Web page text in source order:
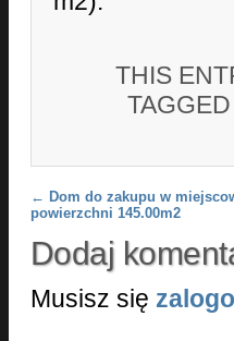
THIS
TAGGED
Post navigation
← Dom do zakupu w
powierzchni 145.00m2
Dodaj
Musisz się